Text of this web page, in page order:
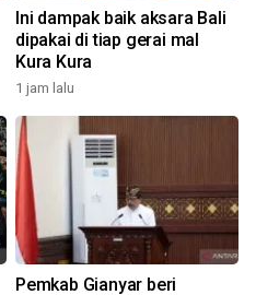
Ini dampak baik aksara Bali
dipakai di tiap gerai mal
Kura Kura
1 jam lalu
Pemkab Gianyar beri